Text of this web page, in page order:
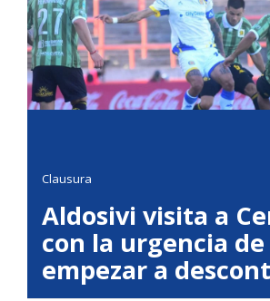
Clausura
Aldosivi visita a
con la urgencia de
empezar a